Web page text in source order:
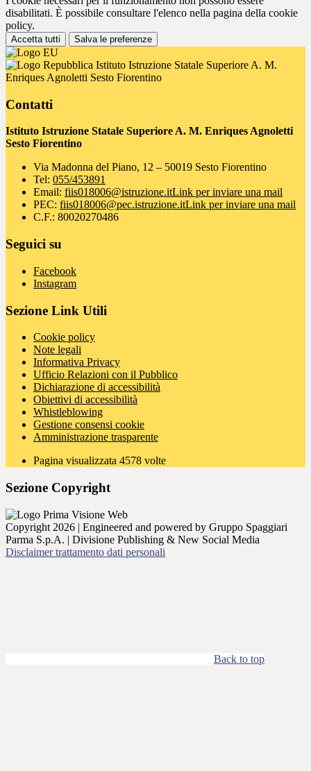
disabilitati. È possibile consultare l'elenco nella pagina della cookie
policy.
Accetta tutti Salva le preferenze
Istituto Istruzione Statale Superiore A. M.
Enriques Agnoletti Sesto Fiorentino
Contatti
Istituto Istruzione Statale Superiore A. M. Enriques Agnoletti
Sesto Fiorentino
Via Madonna del Piano, 12 – 50019 Sesto Fiorentino
Tel: 055/453891
Email: fiis018006@istruzione.itLink per inviare una mail
PEC: fiis018006@pec.istruzione.itLink per inviare una mail
C.F.: 80020270486
Seguici su
Facebook
Instagram
Sezione Link Utili
Cookie policy
Note legali
Informativa Privacy
Ufficio Relazioni con il Pubblico
Dichiarazione di accessibilità
Obiettivi di accessibilità
Whistleblowing
Gestione consensi cookie
Amministrazione trasparente
Pagina visualizzata 4578 volte
Sezione Copyright
Copyright 2026 | Engineered and powered by Gruppo Spaggiari
Parma S.p.A. | Divisione Publishing & New Social Media
Disclaimer trattamento dati personali
Back to top